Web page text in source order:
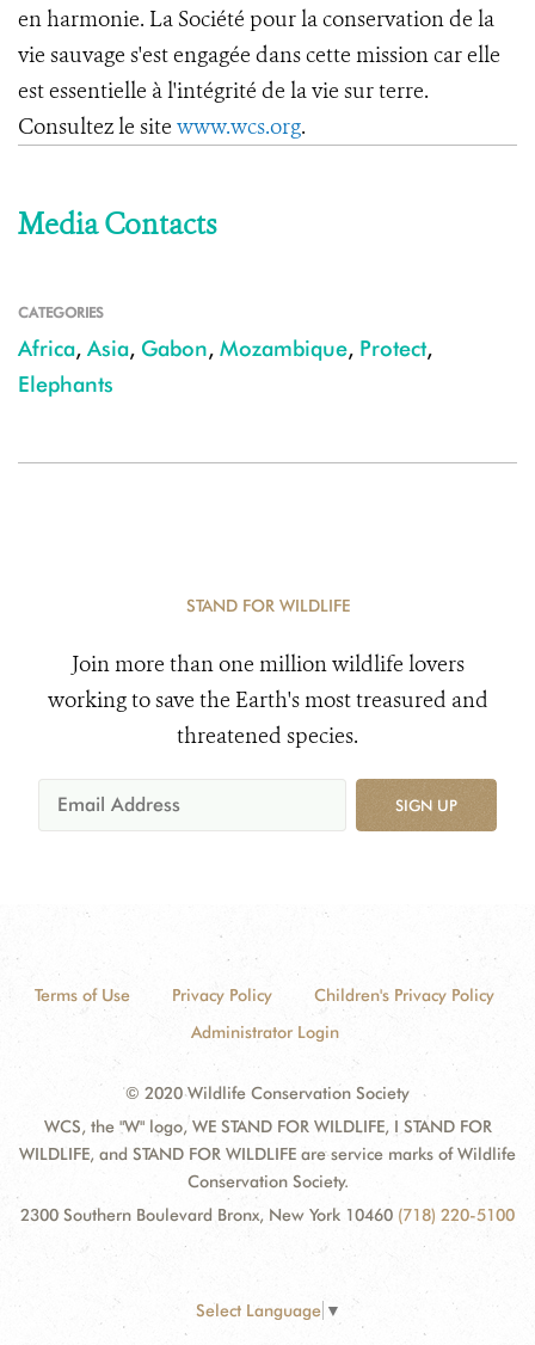
en harmonie. La Société pour la conservation de la
vie sauvage s'est engagée dans cette mission car elle
est essentielle à l'intégrité de la vie sur terre.
Consultez le site www.wcs.org.
Media Contacts
CATEGORIES
Africa, Asia, Gabon, Mozambique, Protect,
Elephants
STAND FOR WILDLIFE
Join more than one million wildlife lovers
working to save the Earth's most treasured and
threatened species.
SIGN UP
Terms of Use Privacy Policy
Children's Privacy Policy
Administrator Login
© 2020 Wildlife Conservation Society
WCS, the "W" logo, WE STAND FOR WILDLIFE, I STAND FOR
WILDLIFE, and STAND FOR WILDLIFE are service marks of Wildlife
Conservation Society.
2300 Southern Boulevard Bronx, New York 10460 (718) 220-5100
Select Language ▼